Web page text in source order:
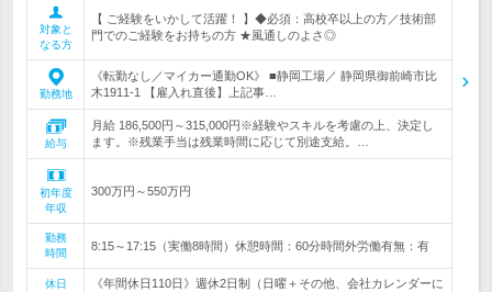
対象と
なる方
【 ご経験をいかして活躍！ 】◆必須：高校卒以上の方／技術部
門でのご経験をお持ちの方 ★風通しのよさ◎
勤務地
《転勤なし／マイカー通勤OK》 ■静岡工場／ 静岡県御前崎市比
木1911-1 【雇入れ直後】上記事…
給与
月給 186,500円～315,000円※経験やスキルを考慮の上、決定し
ます。※残業手当は残業時間に応じて別途支給。…
初年度
年収
300万円～550万円
勤務
時間
8:15～17:15（実働8時間）休憩時間：60分時間外労働有無：有
休日
《年間休日110日》週休2日制（日曜＋その他、会社カレンダーに